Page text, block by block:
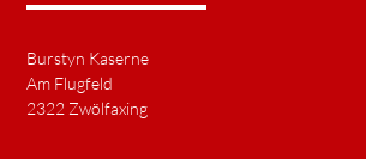
Burstyn Kaserne
Am Flugfeld
2322 Zwölfaxing